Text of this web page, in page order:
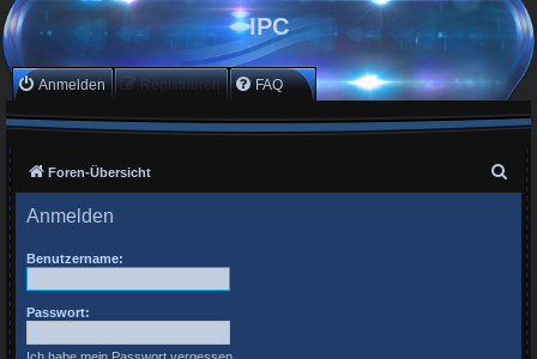
IPC
Anmelden Registrieren FAQ
Foren-Übersicht
Anmelden
Benutzername:
Passwort: